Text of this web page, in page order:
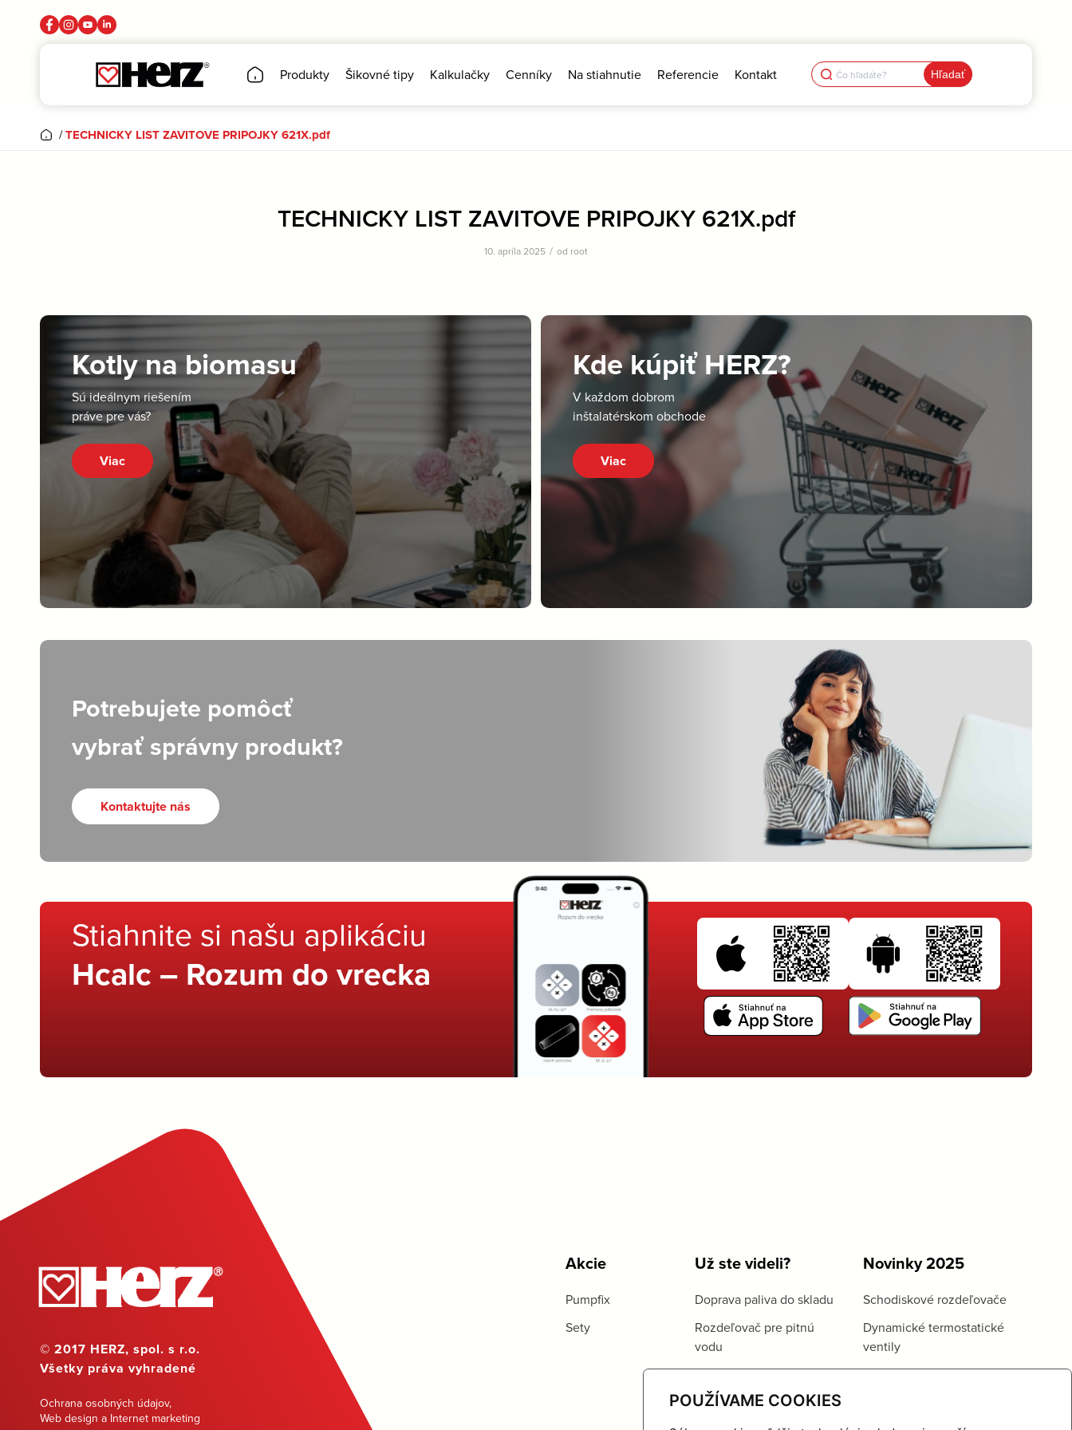
POUŽÍVAME COOKIES
Produkty Šikovné tipy Kalkulačky Cenníky Na stiahnutie Referencie Kontakt Search
for:
/TECHNICKY LIST ZAVITOVE PRIPOJKY 621X.pdf
TECHNICKY LIST ZAVITOVE PRIPOJKY 621X.pdf
10. apríla 2025 / od root
Kotly na biomasu
Sú ideálnym riešením
práve pre vás?
Viac
Kde kúpiť HERZ?
V každom dobrom
inštalatérskom obchode
Viac
Potrebujete pomôcť
vybrať správny produkt?
Kontaktujte nás
Stiahnite si našu aplikáciu
Hcalc – Rozum do vrecka
© 2017 HERZ, spol. s r.o.
Všetky práva vyhradené
Ochrana osobných údajov,
Web design a Internet marketing
Akcie
Pumpfix
Sety
Už ste videli?
Doprava paliva do skladu
Rozdeľovač pre pitnú
vodu
Novinky 2025
Schodiskové rozdeľovače
Dynamické termostatické
ventily